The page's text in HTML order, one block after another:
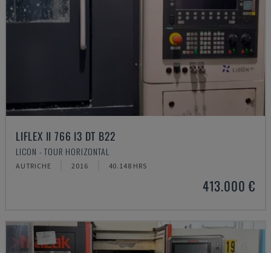
LIFLEX II 766 I3 DT B22
LICON - TOUR HORIZONTAL
AUTRICHE 2016 40.148 HRS
413.000 €